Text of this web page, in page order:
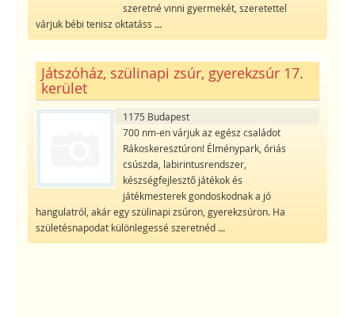
szeretné vinni gyermekét, szeretettel
várjuk bébi tenisz oktatáss ...
Játszóház, szülinapi zsúr, gyerekzsúr 17.
kerület
1175 Budapest
700 nm-en várjuk az egész családot
Rákoskeresztúron! Élménypark, óriás
csúszda, labirintusrendszer,
készségfejlesztő játékok és
játékmesterek gondoskodnak a jó
hangulatról, akár egy szülinapi zsúron, gyerekzsúron. Ha
születésnapodat különlegessé szeretnéd...